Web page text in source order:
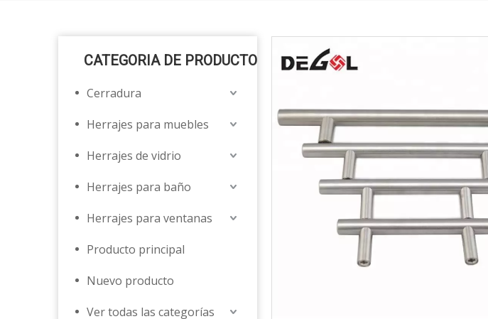
CATEGORIA DE PRODUCTO
Cerradura
Herrajes para muebles
Herrajes de vidrio
Herrajes para baño
Herrajes para ventanas
Producto principal
Nuevo producto
Ver todas las categorías